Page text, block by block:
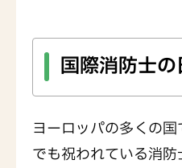
国際消防士の
ヨーロッパの多くの
でも祝われている消